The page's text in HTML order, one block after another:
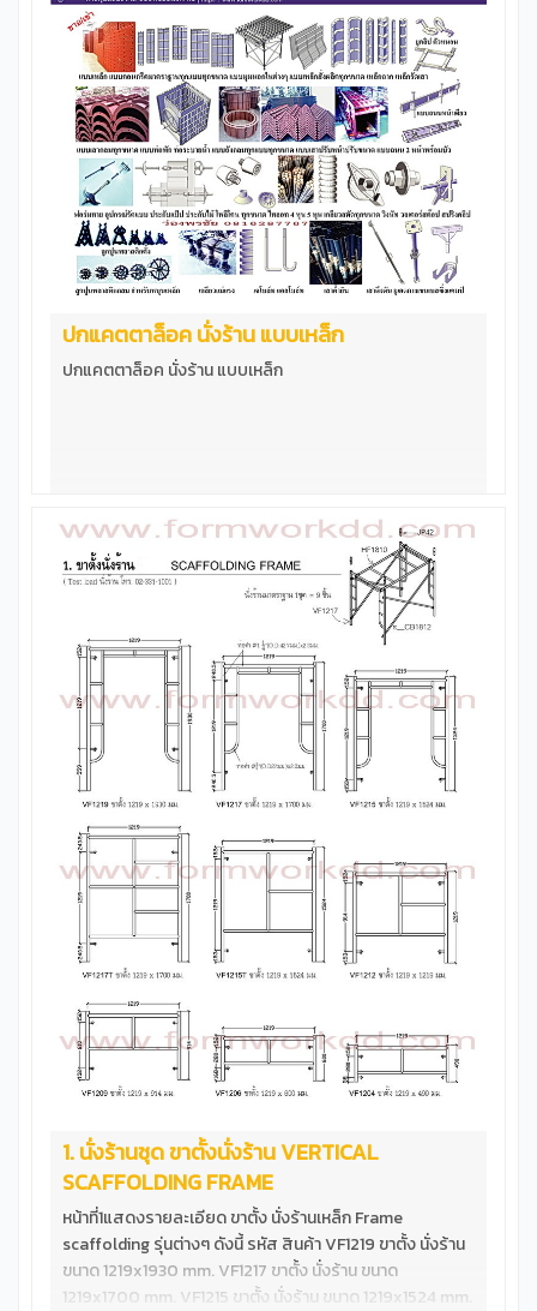
ปกแคตตาล็อค นั่งร้าน แบบเหล็ก
ปกแคตตาล็อค นั่งร้าน แบบเหล็ก
1. นั่งร้านชุด ขาตั้งนั่งร้าน VERTICAL
SCAFFOLDING FRAME
หน้าที่1แสดงรายละเอียด ขาตั้ง นั่งร้านเหล็ก Frame
scaffolding รุ่นต่างๆ ดังนี้ รหัส สินค้า VF1219 ขาตั้ง นั่งร้าน
ขนาด 1219x1930 mm. VF1217 ขาตั้ง นั่งร้าน ขนาด
1219x1700 mm. VF1215 ขาตั้ง นั่งร้าน ขนาด 1219x1524 mm.